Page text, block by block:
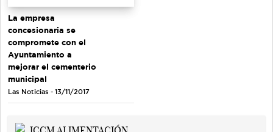
La empresa
concesionaria se
compromete con el
Ayuntamiento a
mejorar el cementerio
municipal
Las Noticias - 13/11/2017